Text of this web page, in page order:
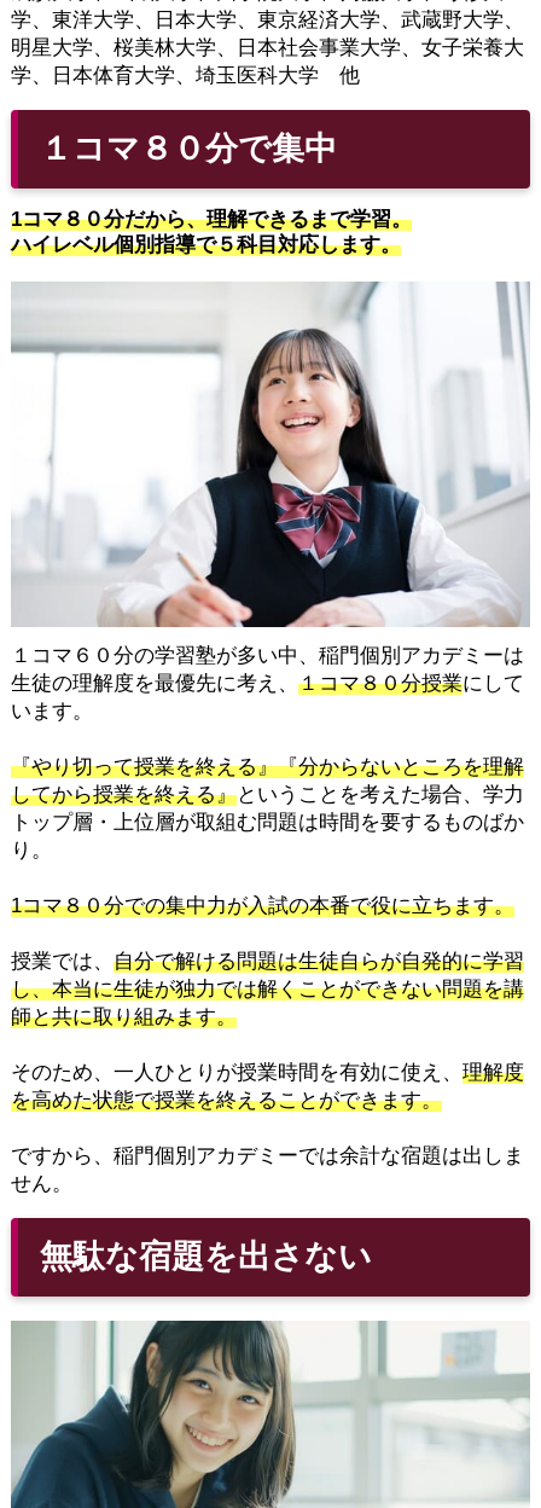
学、東洋大学、日本大学、東京経済大学、武蔵野大学、
明星大学、桜美林大学、日本社会事業大学、女子栄養大
学、日本体育大学、埼玉医科大学 他
１コマ８０分で集中
1コマ８０分だから、理解できるまで学習。
ハイレベル個別指導で５科目対応します。
１コマ６０分の学習塾が多い中、稲門個別アカデミーは
生徒の理解度を最優先に考え、 １コマ８０分授業にして
います。
『やり切って授業を終える』『分からないところを理解
してから授業を終える』ということを考えた場合、学力
トップ層・上位層が取組む問題は時間を要するものばか
り。
1コマ８０分での集中力が入試の本番で役に立ちます。
授業では、 自分で解ける問題は生徒自らが自発的に学習
し、本当に生徒が独力では解くことができない問題を講
師と共に取り組みます。
そのため、一人ひとりが授業時間を有効に使え、 理解度
を高めた状態で授業を終えることができます。
ですから、稲門個別アカデミーでは余計な宿題は出しま
せん。
無駄な宿題を出さない